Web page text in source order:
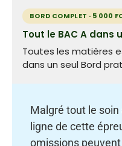
BORD COMPLET · 5 000
Tout le BAC A dans
Toutes les matières
dans un seul Bord
Malgré tout le
ligne de cette
omissions